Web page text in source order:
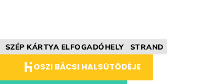
SZÉP KÁRTYA ELFOGADÓHELY STRAND
OSZI BÁCSI HALSÜTÖDÉJE